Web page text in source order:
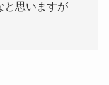
と思いますが